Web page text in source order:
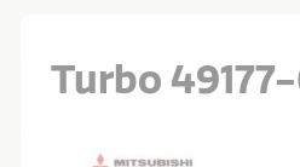
Turbo